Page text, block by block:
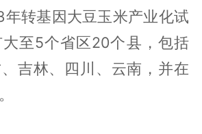
转基因大豆玉米产业化试
至5个省区20个县，包括
吉林、四川、云南，并在